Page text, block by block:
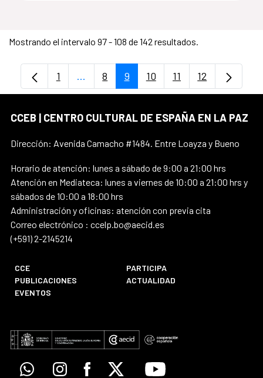
Mostrando el intervalo 97 - 108 de 142 resultados.
Página
1 ...Páginas intermedias Use TAB para
Página
8 Página
9 Página
10 Página
11 Página
12
CCEB | CENTRO CULTURAL DE ESPAÑA EN LA PAZ
Dirección: Avenida Camacho #1484. Entre Loayza y Bueno
Horario de atención: lunes a sábado de 9:00 a 21:00 hrs
Atención en Mediateca: lunes a viernes de 10:00 a 21:00 hrs y
sábados de 10:00 a 18:00 hrs
Administración y oficinas: atención con previa cita
Correo electrónico : ccelp.bo@aecid.es
(+591) 2-2145214
CCE
PARTICIPA
PUBLICACIONES
ACTUALIDAD
EVENTOS
WhatsappInstagramFacebook
X Youtube